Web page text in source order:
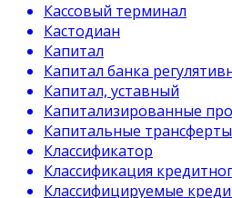
Кассовый терминал
Кастодиан
Капитал
Капитал банка
Капитал, уставный
Капитализированные
Капитальные трансферты
Классификатор
Классификация
Классифицируемые